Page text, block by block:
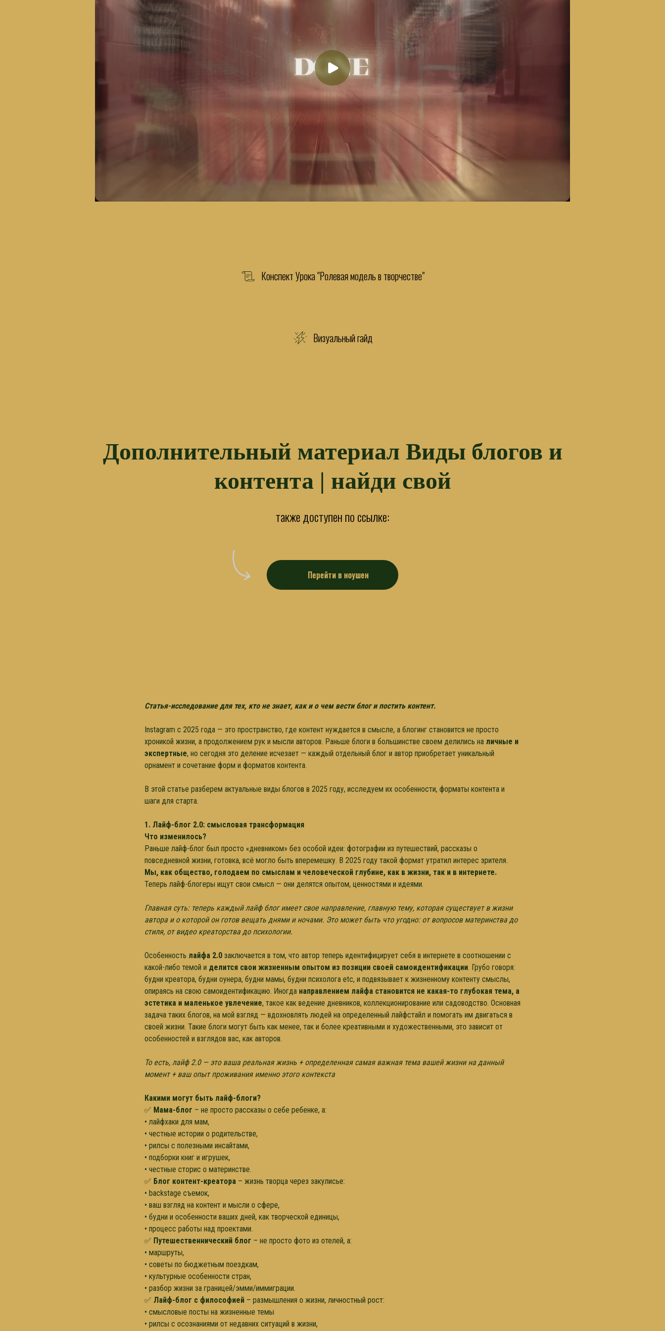
Конспект Урока "Ролевая модель в творчестве"
Визуальный гайд
Дополнительный материал Виды блогов и
контента | найди свой
также доступен по ссылке:
Перейти в ноушен
Статья-исследование для тех, кто не знает, как и о чем вести блог и постить контент.
Instagram с 2025 года — это пространство, где контент нуждается в смысле, а блогинг становится не просто
хроникой жизни, а продолжением рук и мысли авторов. Раньше блоги в большинстве своем делились на личные и
экспертные, но сегодня это деление исчезает — каждый отдельный блог и автор приобретает уникальный
орнамент и сочетание форм и форматов контента.
В этой статье разберем актуальные виды блогов в 2025 году, исследуем их особенности, форматы контента и
шаги для старта.
1. Лайф-блог 2.0: смысловая трансформация
Что изменилось?
Раньше лайф-блог был просто «дневником» без особой идеи: фотографии из путешествий, рассказы о
повседневной жизни, готовка, всё могло быть вперемешку. В 2025 году такой формат утратил интерес зрителя.
Мы, как общество, голодаем по смыслам и человеческой глубине, как в жизни, так и в интернете.
Теперь лайф-блогеры ищут свои смысл — они делятся опытом, ценностями и идеями.
Главная суть: теперь каждый лайф блог имеет свое направление, главную тему, которая существует в жизни
автора и о которой он готов вещать днями и ночами. Это может быть что угодно: от вопросов материнства до
стиля, от видео креаторства до психологии.
Особенность лайфа 2.0 заключается в том, что автор теперь идентифицирует себя в интернете в соотношении с
какой-либо темой и делится свои жизненным опытом из позиции своей самоидентификации. Грубо говоря:
будни креатора, будни оунера, будни мамы, будни психолога etc, и подвязывает к жизненному контенту смыслы,
опираясь на свою самоидентификацию. Иногда направлением лайфа становится не какая-то глубокая тема, а
эстетика и маленькое увлечение, такое как ведение дневников, коллекционирование или садоводство. Основная
задача таких блогов, на мой взгляд — вдохновлять людей на определенный лайфстайл и помогать им двигаться в
своей жизни. Такие блоги могут быть как менее, так и более креативными и художественными, это зависит от
особенностей и взглядов вас, как авторов.
То есть, лайф 2.0 — это ваша реальная жизнь + определенная самая важная тема вашей жизни на данный
момент + ваш опыт проживания именно этого контекста
Какими могут быть лайф-блоги?
✅ Мама-блог – не просто рассказы о себе ребенке, а:
• лайфхаки для мам,
• честные истории о родительстве,
• рилсы с полезными инсайтами,
• подборки книг и игрушек,
• честные сторис о материнстве.
✅ Блог контент-креатора – жизнь творца через закулисье:
• backstage съемок,
• ваш взгляд на контент и мысли о сфере,
• будни и особенности ваших дней, как творческой единицы,
• процесс работы над проектами.
✅ Путешественнический блог – не просто фото из отелей, а:
• маршруты,
• советы по бюджетным поездкам,
• культурные особенности стран,
• разбор жизни за границей/эмми/иммиграции.
✅ Лайф-блог с философией – размышления о жизни, личностный рост:
• смысловые посты на жизненные темы
• рилсы с осознаниями от недавних ситуаций в жизни,